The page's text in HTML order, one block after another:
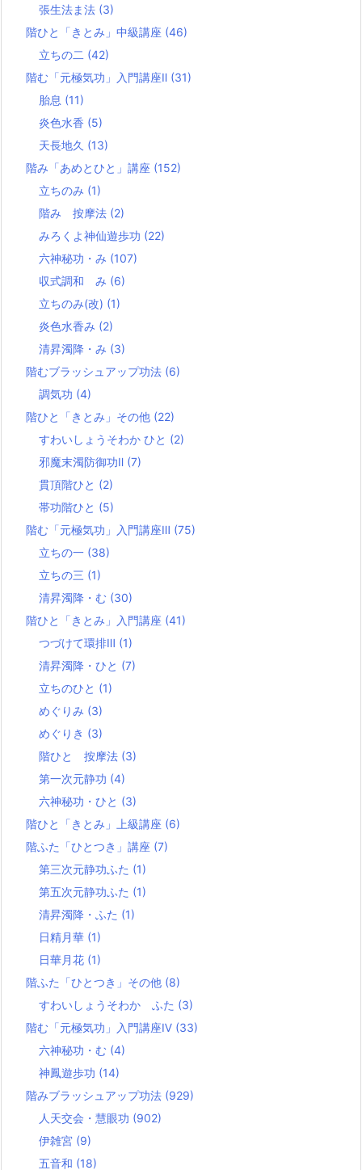
張生法ま法 (3)
階ひと「きとみ」中級講座 (46)
立ちの二 (42)
階む「元極気功」入門講座Ⅱ (31)
胎息 (11)
炎色水香 (5)
天長地久 (13)
階み「あめとひと」講座 (152)
立ちのみ (1)
階み 按摩法 (2)
みろくよ神仙遊歩功 (22)
六神秘功・み (107)
収式調和 み (6)
立ちのみ(改) (1)
炎色水香み (2)
清昇濁降・み (3)
階むブラッシュアップ功法 (6)
調気功 (4)
階ひと「きとみ」その他 (22)
すわいしょうそわか ひと (2)
邪魔末濁防御功Ⅱ (7)
貫頂階ひと (2)
帯功階ひと (5)
階む「元極気功」入門講座Ⅲ (75)
立ちの一 (38)
立ちの三 (1)
清昇濁降・む (30)
階ひと「きとみ」入門講座 (41)
つづけて環排Ⅲ (1)
清昇濁降・ひと (7)
立ちのひと (1)
めぐりみ (3)
めぐりき (3)
階ひと 按摩法 (3)
第一次元静功 (4)
六神秘功・ひと (3)
階ひと「きとみ」上級講座 (6)
階ふた「ひとつき」講座 (7)
第三次元静功ふた (1)
第五次元静功ふた (1)
清昇濁降・ふた (1)
日精月華 (1)
日華月花 (1)
階ふた「ひとつき」その他 (8)
すわいしょうそわか ふた (3)
階む「元極気功」入門講座Ⅳ (33)
六神秘功・む (4)
神鳳遊歩功 (14)
階みブラッシュアップ功法 (929)
人天交会・慧眼功 (902)
伊雑宮 (9)
五音和 (18)